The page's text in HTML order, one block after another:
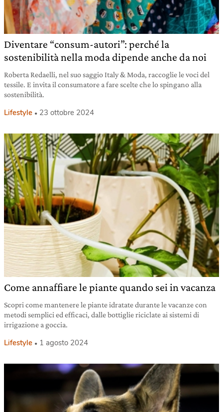
Diventare “consum-autori”: perché la
sostenibilità nella moda dipende anche da noi
Roberta Redaelli, nel suo saggio Italy & Moda, raccoglie le voci del
tessile. E invita il consumatore a fare scelte che lo spingano alla
sostenibilità.
Lifestyle 23 ottobre 2024
Come annaffiare le piante quando sei in vacanza
Scopri come mantenere le piante idratate durante le vacanze con
metodi semplici ed efficaci, dalle bottiglie riciclate ai sistemi di
irrigazione a goccia.
Lifestyle 1 agosto 2024